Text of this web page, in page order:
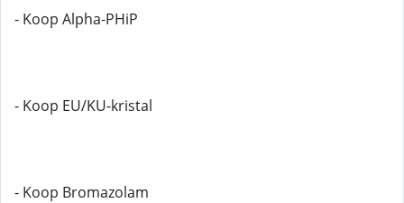
- Koop Alpha-PHiP
- Koop EU/KU-kristal
- Koop Bromazolam